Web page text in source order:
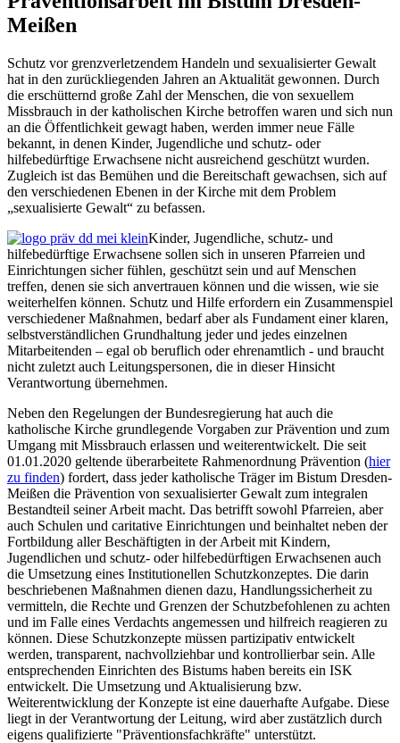
Meißen
Schutz vor grenzverletzendem Handeln und sexualisierter Gewalt
hat in den zurückliegenden Jahren an Aktualität gewonnen. Durch
die erschütternd große Zahl der Menschen, die von sexuellem
Missbrauch in der katholischen Kirche betroffen waren und sich nun
an die Öffentlichkeit gewagt haben, werden immer neue Fälle
bekannt, in denen Kinder, Jugendliche und schutz- oder
hilfebedürftige Erwachsene nicht ausreichend geschützt wurden.
Zugleich ist das Bemühen und die Bereitschaft gewachsen, sich auf
den verschiedenen Ebenen in der Kirche mit dem Problem
„sexualisierte Gewalt“ zu befassen.
Kinder, Jugendliche, schutz- und
hilfebedürftige Erwachsene sollen sich in unseren Pfarreien und
Einrichtungen sicher fühlen, geschützt sein und auf Menschen
treffen, denen sie sich anvertrauen können und die wissen, wie sie
weiterhelfen können. Schutz und Hilfe erfordern ein Zusammenspiel
verschiedener Maßnahmen, bedarf aber als Fundament einer klaren,
selbstverständlichen Grundhaltung jeder und jedes einzelnen
Mitarbeitenden – egal ob beruflich oder ehrenamtlich - und braucht
nicht zuletzt auch Leitungspersonen, die in dieser Hinsicht
Verantwortung übernehmen.
Neben den Regelungen der Bundesregierung hat auch die
katholische Kirche grundlegende Vorgaben zur Prävention und zum
Umgang mit Missbrauch erlassen und weiterentwickelt. Die seit
01.01.2020 geltende überarbeitete Rahmenordnung Prävention (hier
zu finden) fordert, dass jeder katholische Träger im Bistum Dresden-
Meißen die Prävention von sexualisierter Gewalt zum integralen
Bestandteil seiner Arbeit macht. Das betrifft sowohl Pfarreien, aber
auch Schulen und caritative Einrichtungen und beinhaltet neben der
Fortbildung aller Beschäftigten in der Arbeit mit Kindern,
Jugendlichen und schutz- oder hilfebedürftigen Erwachsenen auch
die Umsetzung eines Institutionellen Schutzkonzeptes. Die darin
beschriebenen Maßnahmen dienen dazu, Handlungssicherheit zu
vermitteln, die Rechte und Grenzen der Schutzbefohlenen zu achten
und im Falle eines Verdachts angemessen und hilfreich reagieren zu
können. Diese Schutzkonzepte müssen partizipativ entwickelt
werden, transparent, nachvollziehbar und kontrollierbar sein. Alle
entsprechenden Einrichten des Bistums haben bereits ein ISK
entwickelt. Die Umsetzung und Aktualisierung bzw.
Weiterentwicklung der Konzepte ist eine dauerhafte Aufgabe. Diese
liegt in der Verantwortung der Leitung, wird aber zustätzlich durch
eigens qualifizierte "Präventionsfachkräfte" unterstützt.